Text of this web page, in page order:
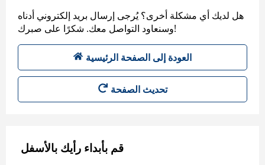
هل لديك أي مشكلة أخرى؟ يُرجى إرسال بريد إلكتروني أدناه
وسنعاود التواصل معك. شكرًا على صبرك!
العودة إلى الصفحة الرئيسية
تحديث الصفحة
قم بأبداء رأيك بالأسفل